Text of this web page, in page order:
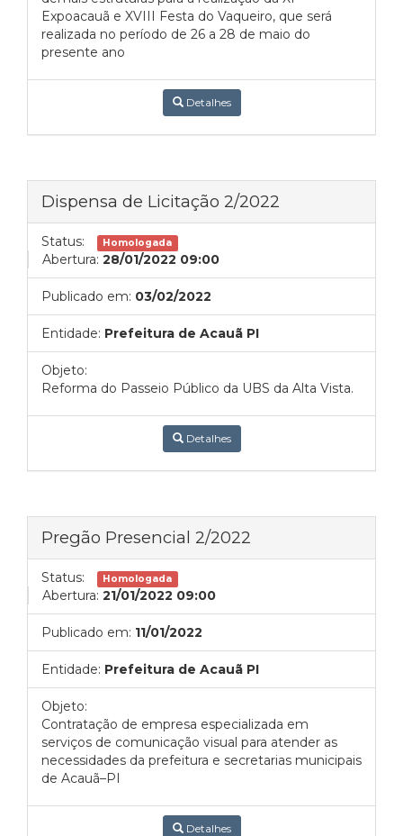
Expoacauã e XVIII Festa do Vaqueiro, que será
realizada no período de 26 a 28 de maio do
presente ano
Detalhes
Dispensa de Licitação 2/2022
Status: Homologada
Abertura: 28/01/2022 09:00
Publicado em: 03/02/2022
Entidade: Prefeitura de Acauã PI
Objeto:
Reforma do Passeio Público da UBS da Alta Vista.
Detalhes
Pregão Presencial 2/2022
Status: Homologada
Abertura: 21/01/2022 09:00
Publicado em: 11/01/2022
Entidade: Prefeitura de Acauã PI
Objeto:
Contratação de empresa especializada em
serviços de comunicação visual para atender as
necessidades da prefeitura e secretarias municipais
de Acauã–PI
Detalhes